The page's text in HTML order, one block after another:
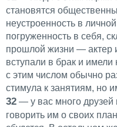
становятся
неустроенность в
погруженность в себя,
прошлой жизни — актер
вступали в брак и
с этим числом обычно
стимула к занятиям, но
32 — у вас много друзей
говорить им о своих